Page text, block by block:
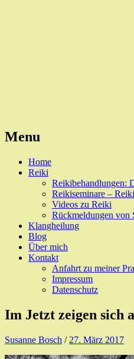
Menu
Skip
Home
Reiki
Reikibehandlungen:
Reikiseminare –
Videos zu Reiki
Rückmeldungen von
Klangheilung
Blog
Über mich
Kontakt
Anfahrt zu meiner
Impressum
Datenschutz
Im Jetzt zeigen sich
Susanne Bosch / 27. März 2017